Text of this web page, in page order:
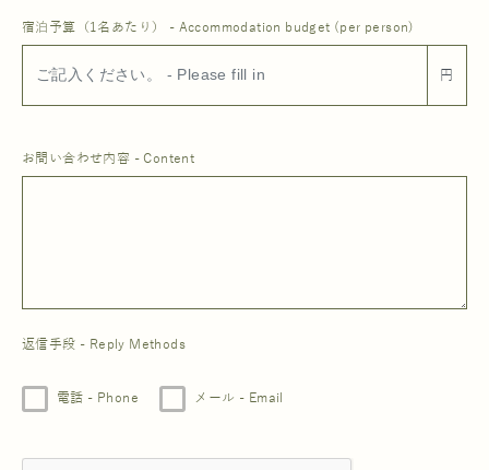
宿泊予算（1名あたり） - Accommodation budget (per person)
円
お問い合わせ内容 - Content
返信手段 - Reply Methods
電話 - Phone メール - Email